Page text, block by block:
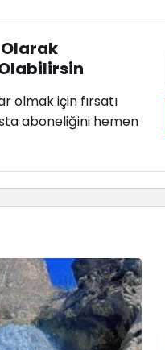
olmak için fırsatı
aboneliğini hemen